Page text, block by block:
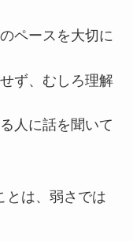
ペースを大切に
ず、むしろ理解
人に話を聞いて
とは、弱さでは